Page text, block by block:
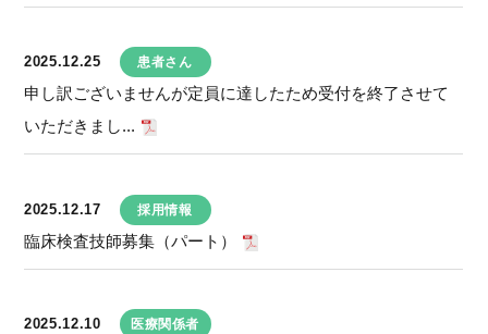
2025.12.25 患者さん
申し訳ございませんが定員に達したため受付を終了させて
いただきまし...
2025.12.17 採用情報
臨床検査技師募集（パート）
2025.12.10 医療関係者